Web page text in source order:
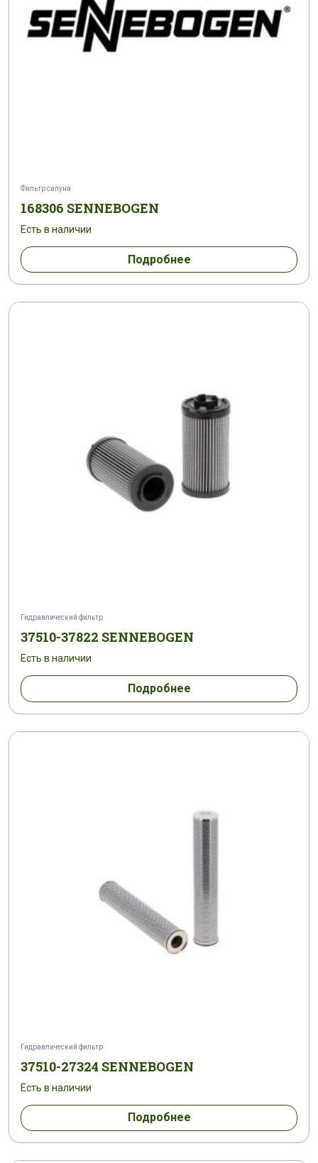
Фильтр сапуна
168306 SENNEBOGEN
Есть в наличии
Подробнее
Гидравлический фильтр
37510-37822 SENNEBOGEN
Есть в наличии
Подробнее
Гидравлический фильтр
37510-27324 SENNEBOGEN
Есть в наличии
Подробнее